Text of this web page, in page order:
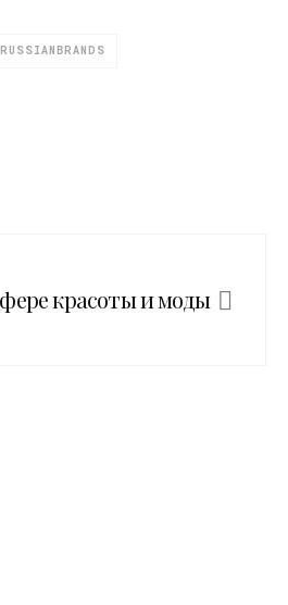
RUSSIANBRANDS
красоты и моды